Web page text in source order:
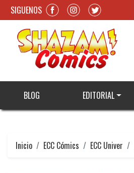
SIGUENOS
BLOG EDITORIAL
Inicio ECC Cómics ECC Univer